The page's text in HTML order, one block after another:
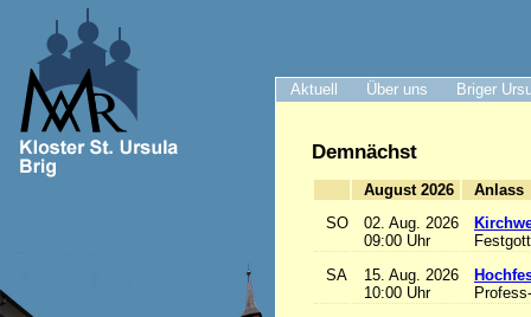
Aktuell Über uns Briger
Demnächst
August 2026
SO
02. Aug. 2026
09:00 Uhr
SA
15. Aug. 2026
10:00 Uhr